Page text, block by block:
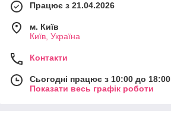
Працює з 21.04.2026
м. Київ
Київ, Україна
Контакти
Сьогодні працює з 10:00 до 18:00
Показати весь графік роботи